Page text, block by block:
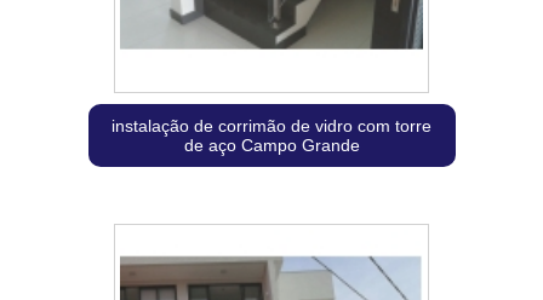
instalação de corrimão de vidro com torre
de aço Campo Grande